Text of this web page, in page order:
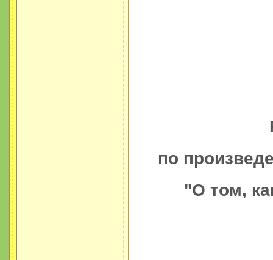
по
"О том,